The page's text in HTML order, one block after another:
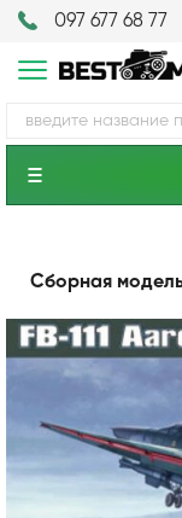
097 677 68 77
Сборная